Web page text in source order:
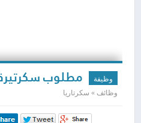
وظيفة مطلوب
وظائف » سكرتاريا